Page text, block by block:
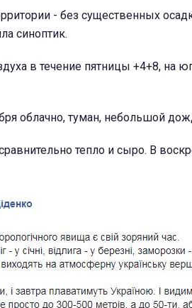
- без существенных
синоптик.
в течение пятницы +4+8, на
облачно, туман, небольшой
тепло и сыро. В